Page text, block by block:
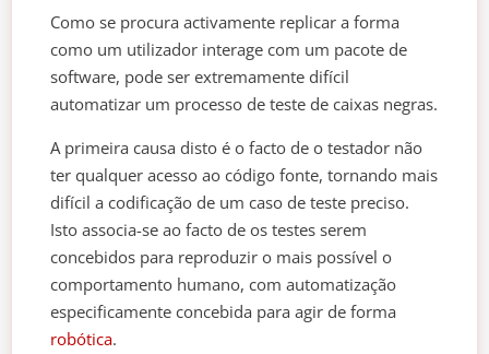
Como se procura activamente replicar a forma
como um utilizador interage com um pacote de
software, pode ser extremamente difícil
automatizar um processo de teste de caixas negras.
A primeira causa disto é o facto de o testador não
ter qualquer acesso ao código fonte, tornando mais
difícil a codificação de um caso de teste preciso.
Isto associa-se ao facto de os testes serem
concebidos para reproduzir o mais possível o
comportamento humano, com automatização
especificamente concebida para agir de forma
robótica.